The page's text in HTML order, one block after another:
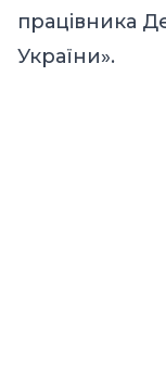
працівника
України».